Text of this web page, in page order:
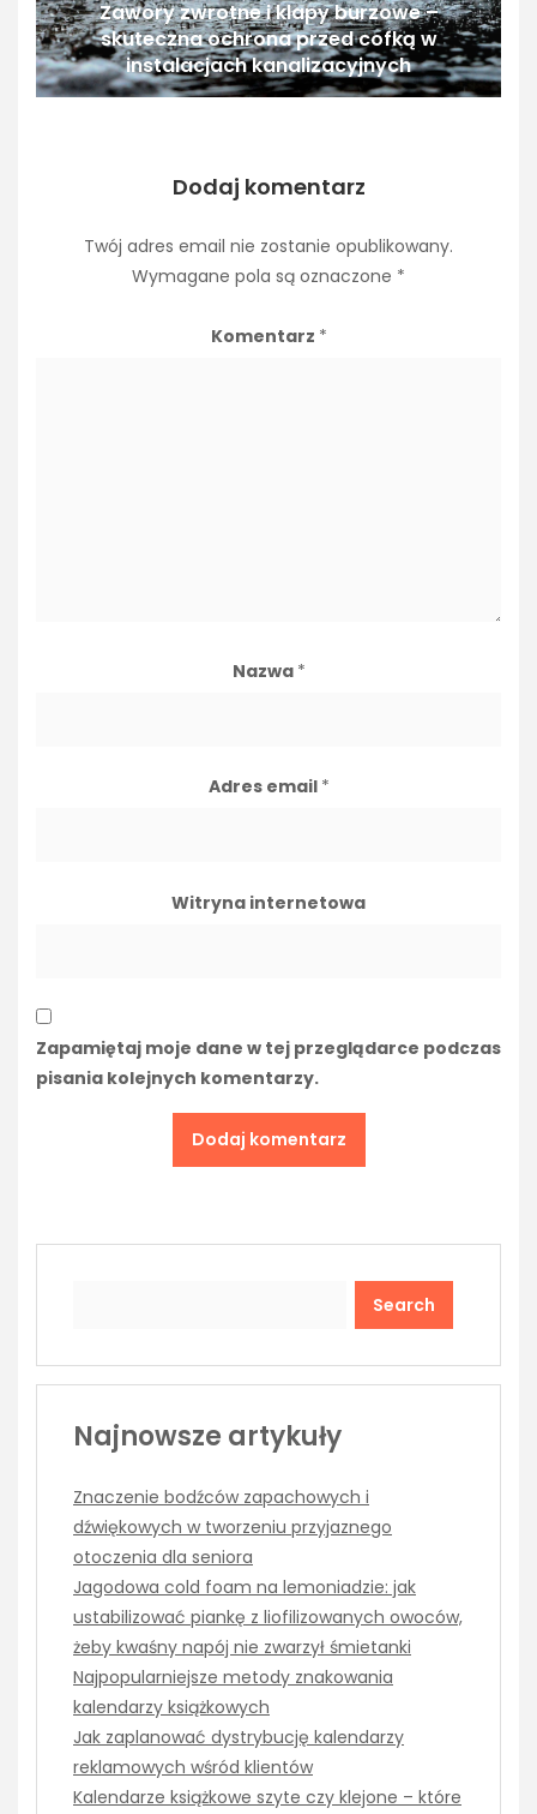
Zawory zwrotne i klapy burzowe –
skuteczna ochrona przed cofką w
instalacjach kanalizacyjnych
Dodaj komentarz
Twój adres email nie zostanie opublikowany.
Wymagane pola są oznaczone *
Komentarz *
Nazwa *
Adres email *
Witryna internetowa
Zapamiętaj moje dane w tej przeglądarce podczas
pisania kolejnych komentarzy.
Najnowsze artykuły
Znaczenie bodźców zapachowych i
dźwiękowych w tworzeniu przyjaznego
otoczenia dla seniora
Jagodowa cold foam na lemoniadzie: jak
ustabilizować piankę z liofilizowanych owoców,
żeby kwaśny napój nie zwarzył śmietanki
Najpopularniejsze metody znakowania
kalendarzy książkowych
Jak zaplanować dystrybucję kalendarzy
reklamowych wśród klientów
Kalendarze książkowe szyte czy klejone – które